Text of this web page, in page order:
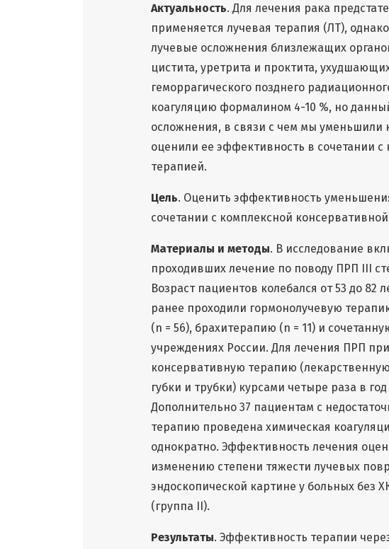
Актуальность. Для лечения рака
применяется лучевая терапия (ЛТ),
лучевые осложнения близлежащих
цистита, уретрита и проктита,
геморрагического позднего
коагуляцию формалином 4-10 %, но
осложнения, в связи с чем мы
оценили ее эффективность в сочетании
терапией.
Цель. Оценить эффективность
сочетании с комплексной
Материалы и методы. В исследование
проходивших лечение по поводу ПРП III
Возраст пациентов колебался от 53 до 82
ранее проходили гормонолучевую
(n = 56), брахитерапию (n = 11) и
учреждениях России. Для лечения ПРП
консервативную терапию
губки и трубки) курсами четыре раза в
Дополнительно 37 пациентам с
терапию проведена химическая
однократно. Эффективность лечения
изменению степени тяжести лучевых
эндоскопической картине у больных без
(группа II).
Результаты. Эффективность терапии